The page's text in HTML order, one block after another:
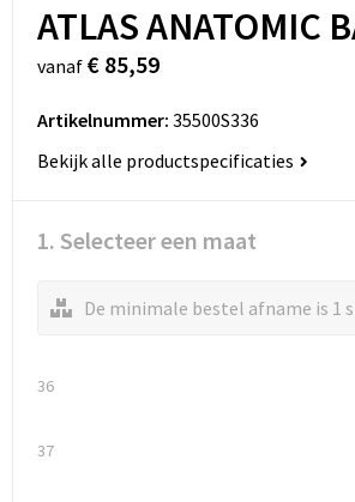
ATLAS ANATOMIC
vanaf € 85,59
Artikelnummer: 35500S336
Bekijk alle productspecificaties
1. Selecteer een maat
De minimale bestel afname is 1
36
37